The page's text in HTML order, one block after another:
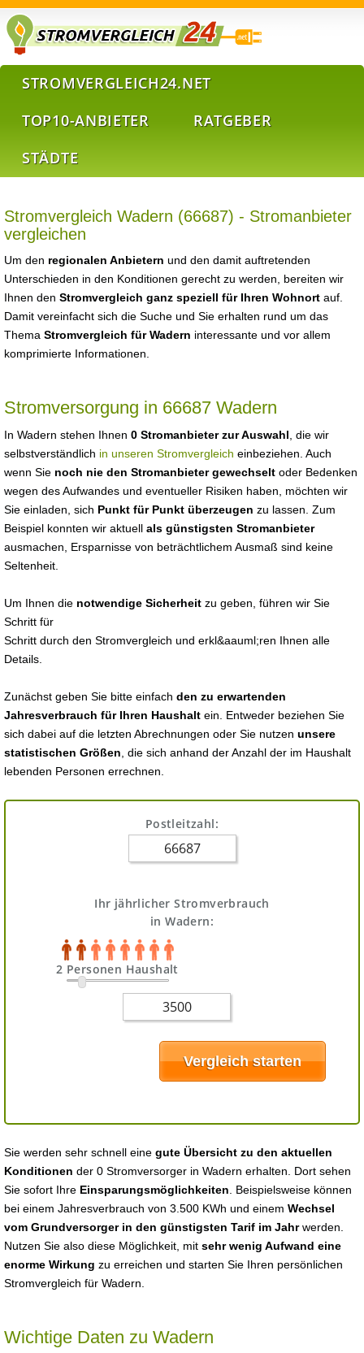
STROMVERGLEICH24.NET
TOP10-ANBIETER
RATGEBER
STÄDTE
Stromvergleich Wadern (66687) - Stromanbieter
vergleichen
Um den regionalen Anbietern und den damit auftretenden
Unterschieden in den Konditionen gerecht zu werden, bereiten wir
Ihnen den Stromvergleich ganz speziell für Ihren Wohnort auf.
Damit vereinfacht sich die Suche und Sie erhalten rund um das
Thema Stromvergleich für Wadern interessante und vor allem
komprimierte Informationen.
Stromversorgung in 66687 Wadern
In Wadern stehen Ihnen 0 Stromanbieter zur Auswahl , die wir
selbstverständlich in unseren Stromvergleich einbeziehen. Auch
wenn Sie noch nie den Stromanbieter gewechselt oder Bedenken
wegen des Aufwandes und eventueller Risiken haben, möchten wir
Sie einladen, sich Punkt für Punkt überzeugen zu lassen. Zum
Beispiel konnten wir aktuell als günstigsten Stromanbieter
ausmachen, Ersparnisse von beträchtlichem Ausmaß sind keine
Seltenheit.
Um Ihnen die notwendige Sicherheit zu geben, führen wir Sie
Schritt für
Schritt durch den Stromvergleich und erkl&aauml;ren Ihnen alle
Details.
Zunächst geben Sie bitte einfach den zu erwartenden
Jahresverbrauch für Ihren Haushalt ein. Entweder beziehen Sie
sich dabei auf die letzten Abrechnungen oder Sie nutzen unsere
statistischen Größen , die sich anhand der Anzahl der im Haushalt
lebenden Personen errechnen.
Postleitzahl:
Ihr jährlicher Stromverbrauch
in Wadern:
2 Personen Haushalt
Sie werden sehr schnell eine gute Übersicht zu den aktuellen
Konditionen der 0 Stromversorger in Wadern erhalten. Dort sehen
Sie sofort Ihre Einsparungsmöglichkeiten . Beispielsweise können
bei einem Jahresverbrauch von 3.500 KWh und einem Wechsel
vom Grundversorger in den günstigsten Tarif im Jahrwerden.
Nutzen Sie also diese Möglichkeit, mit sehr wenig Aufwand eine
enorme Wirkung zu erreichen und starten Sie Ihren persönlichen
Stromvergleich für Wadern.
Wichtige Daten zu Wadern